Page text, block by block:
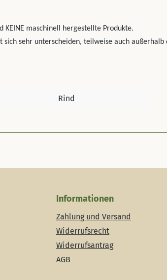
KEINE maschinell hergestellte Produkte.
sich sehr unterscheiden, teilweise auch
Rind
Informationen
Zahlung und Versand
Widerrufsrecht
Widerrufsantrag
AGB